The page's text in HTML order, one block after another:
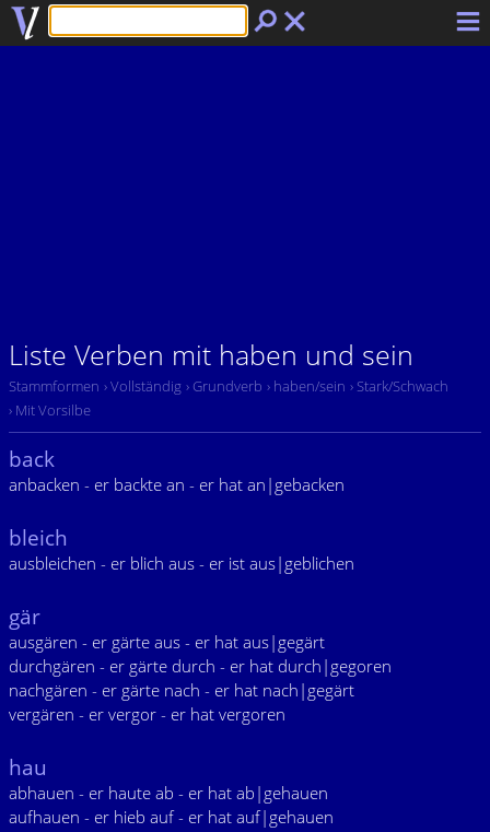
Liste Verben mit haben und sein
Stammformen › Vollständig › Grundverb › haben/sein › Stark/Schwach
› Mit Vorsilbe
back
anbacken - er backte an - er hat an|gebacken
bleich
ausbleichen - er blich aus - er ist aus|geblichen
gär
ausgären - er gärte aus - er hat aus|gegärt
durchgären - er gärte durch - er hat durch|gegoren
nachgären - er gärte nach - er hat nach|gegärt
vergären - er vergor - er hat vergoren
hau
abhauen - er haute ab - er hat ab|gehauen
aufhauen - er hieb auf - er hat auf|gehauen